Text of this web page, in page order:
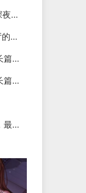
【仙子下地狱 同人文改编 】第69章深夜窥淫戏 交心与交性(二)(纯爱+各种情趣玩法)
【淫悦二次元】名侦探柯南 26.警视厅的隐藏淫娃
【江湖美妇收集录】（武侠，调教，长篇）（6）（师娘篇）
【江湖美妇收集录】（武侠，调教，长篇）（13）（下山历练篇）
【关于身为网店店长的我被顾客催眠，最终堕落为丝袜发情母狗这件事】（18～20）